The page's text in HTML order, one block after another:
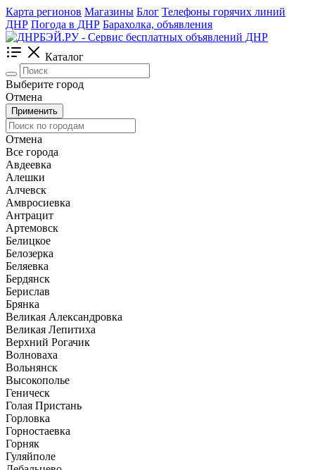
Карта регионов Магазины Блог Телефоны горячих линий
ДНР Погода в ДНР Барахолка, объявления
Каталог
Выберите город
Отмена
Применить
Отмена
Все города
Авдеевка
Алешки
Алчевск
Амвросиевка
Антрацит
Артемовск
Белицкое
Белозерка
Беляевка
Бердянск
Берислав
Брянка
Великая Александровка
Великая Лепитиха
Верхний Рогачик
Волноваха
Вольнянск
Высокополье
Геническ
Голая Пристань
Горловка
Горностаевка
Горняк
Гуляйполе